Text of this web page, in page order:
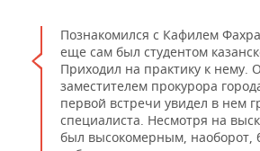
Познакомился с Кафилем
еще сам был студентом
Приходил на практику к нему.
заместителем прокурора
первой встречи увидел в нем
специалиста. Несмотря на
был высокомерным, наоборот,